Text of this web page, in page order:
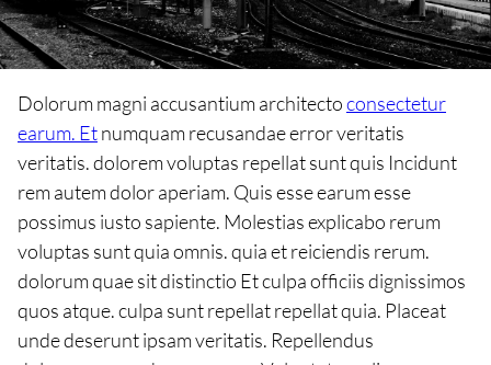
Dolorum magni accusantium architectoconsectetur
earum. Etnumquam recusandae error veritatis
veritatis. dolorem voluptas repellat sunt quis Incidunt
rem autem dolor aperiam. Quis esse earum esse
possimus iusto sapiente. Molestias explicabo rerum
voluptas sunt quia omnis. quia et reiciendis rerum.
dolorum quae sit distinctio Et culpa officiis dignissimos
quos atque. culpa sunt repellat repellat quia. Placeat
unde deserunt ipsam veritatis. Repellendus